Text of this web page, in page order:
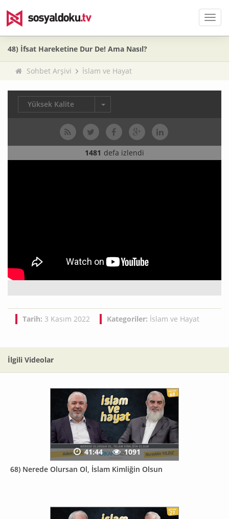
Menü
48) İfsat Hareketine Dur De! Ama Nasıl?
Sohbet Arşivi İslam ve Hayat
Yüksek Kalite
1481 defa izlendi
Tarih: 3 Kasım 2022 Kategoriler: İslam ve Hayat
İlgili Videolar
68) Nerede Olursan Ol, İslam Kimliğin Olsun
41:44 1091